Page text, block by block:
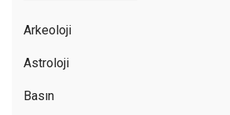
Arkeoloji
Astroloji
Basın